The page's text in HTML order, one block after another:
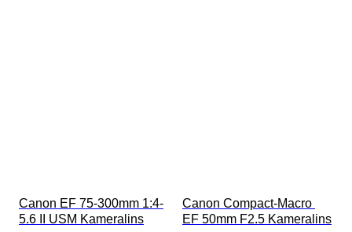
Canon EF 75-300mm 1:4-
5.6 II USM Kameralins
Canon Compact-Macro
EF 50mm F2.5 Kameralins